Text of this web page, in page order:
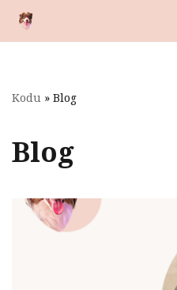
Skip
Kodu » Blog
Blog